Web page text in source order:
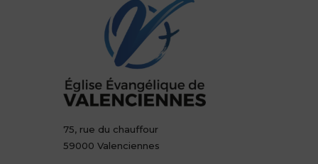
75, rue du chauffour
59000 Valenciennes